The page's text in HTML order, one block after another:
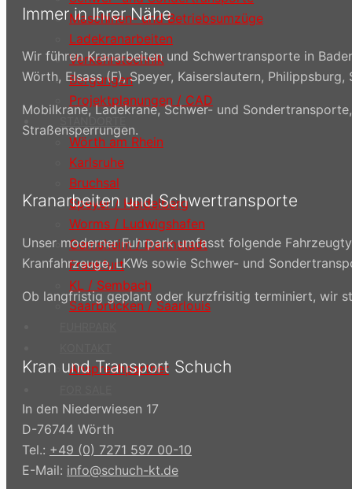
Maschinen- und Betriebsumzüge
Ladekranarbeiten
Verkehrstechnik
Bergungen
Projektplanungen / CAD
STANDORTE
Wörth am Rhein
Karlsruhe
Bruchsal
Speyer / Heidelberg
Worms / Ludwigshafen
Gernsheim / Darmstadt
Frankfurt
KL / Sembach
Saarbrücken / Saarlouis
Ansprechpartner
Immer in Ihrer Nähe
Wir führen Kranarbeiten und Schwertransporte in
Wörth, Elsass (F), Speyer, Kaiserslautern,
Mobilkrane, Ladekrane, Schwer- und
Straßensperrungen.
Kranarbeiten und Schwertransporte
Unser moderner Fuhrpark umfasst folgende
Kranfahrzeuge, LKWs sowie Schwer- und
Ob langfristig geplant oder kurzfrisitig terminiert, wir
Kran und Transport Schuch
In den Niederwiesen 17
D-76744 Wörth
Tel.: +49 (0) 7271 597 00-10
E-Mail: info@schuch-kt.de